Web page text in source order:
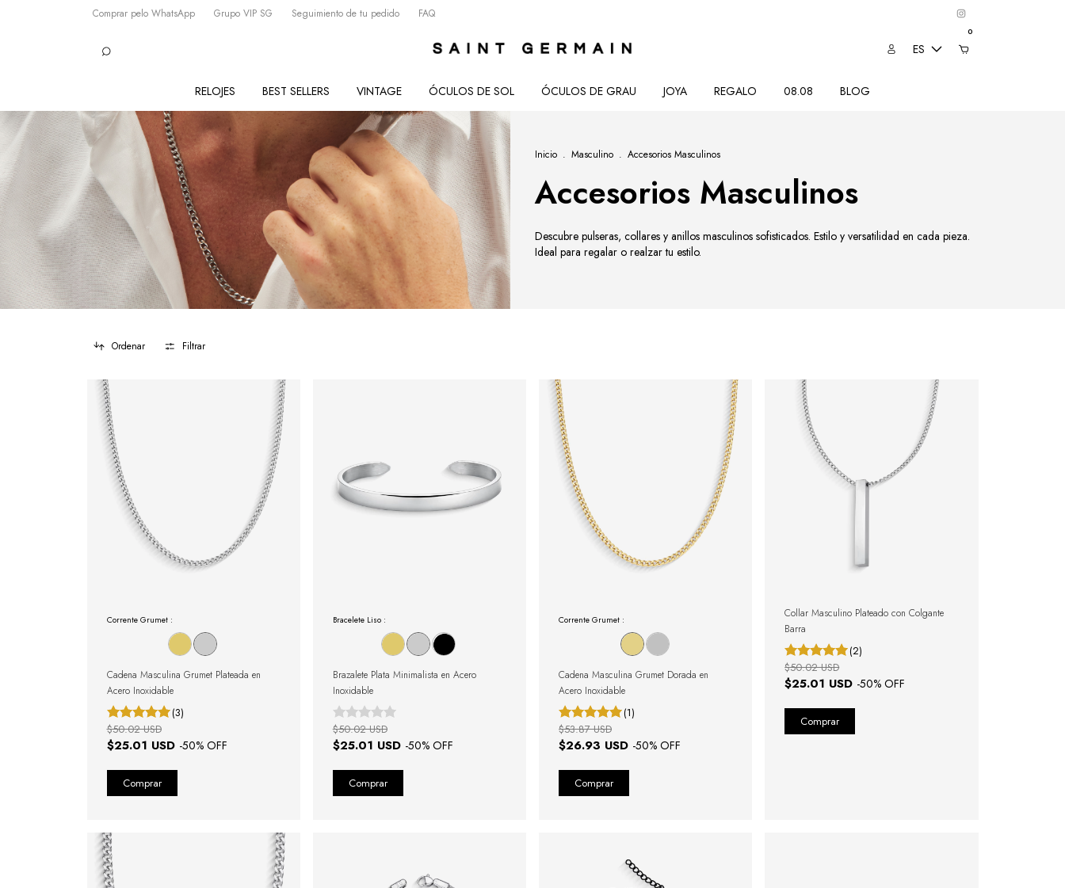
Comprar pelo WhatsApp Grupo VIP SG Seguimiento de tu pedido FAQ
ES
0
RELOJES BEST SELLERS VINTAGE ÓCULOS DE SOL ÓCULOS DE GRAU JOYA REGALO 08.08 BLOG
Inicio . Masculino . Accesorios Masculinos
Accesorios Masculinos
Descubre pulseras, collares y anillos masculinos sofisticados. Estilo y versatilidad en cada pieza.
Ideal para regalar o realzar tu estilo.
Ordenar Filtrar
Corrente Grumet :
Cadena Masculina Grumet Plateada en
Acero Inoxidable
(3)
$25.01 USD -50% OFF
$50.02 USD
Bracelete Liso :
Brazalete Plata Minimalista en Acero
Inoxidable
$25.01 USD -50% OFF
$50.02 USD
Corrente Grumet :
Cadena Masculina Grumet Dorada en
Acero Inoxidable
(1)
$26.93 USD -50% OFF
$53.87 USD
Collar Masculino Plateado con Colgante
Barra
(2)
$25.01 USD -50% OFF
$50.02 USD